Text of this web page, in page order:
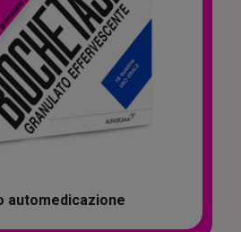
automedicazione